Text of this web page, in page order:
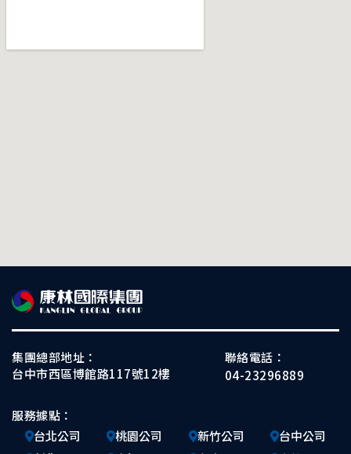
集團總部地址：
台中市西區博館路117號12樓
聯絡電話：
04-23296889
服務據點：
台北公司
桃園公司 新竹公司
台中公司